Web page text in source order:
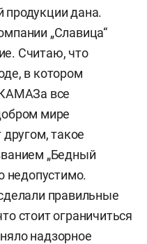
дана.
„Славица“
Считаю, что
в котором
все
мире
другом, такое
„Бедный
недопустимо.
правильные
стоит ограничиться
надзорное